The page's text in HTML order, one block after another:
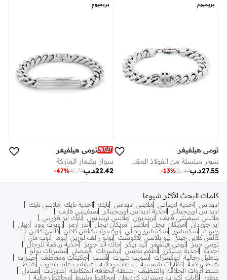
بريميوم
تومي هيلفيغر
سوار سلسلة من الفولاذ المقاوم للصدأ
د.ب27.55
31.44
-13%
بريميوم
تومي هيلفيغر
سوار بشعار الماركة
د.ب22.42
41.74
-47%
كلمات البحث الأكثر شيوعا
اديداس احذية اديداس ملابس اديداس نايك احذية نايك ملابس نايك
اديداس اوريجينالز
احذية اديداس اوريجينالز
سيفينتي فايف
ملابس سيفينتي فايف ترينديول ملابس ترينديول نايك اير فورس
اير جوردان
امريكان ايجل ملابس امريكان ايجل اندر ارمر روبرت وود
ريبان
ريبوك
سكيتشرز سكيتشرز رجالي بوكسرات كالفن كلاين كالفن كلاين
كالفن كلاين جينز نيو بالانس لاكوست بولو رالف لورين بوما
توب مان
تومي جينز تومي هيلفيغر تيد بيكر جاك اند جونز
أحذية رياضة للرجال
احذية
احذية سنيكرز أطقم ملابس تيشيرتات قمصان تيشيرتات بولو
بناطيل رجالية بوكسرات سويت شيرت فست جاكيتات ومعاطف جينزات
شنط رياضة نظارات شمسية ساعات رجاليه شباشب فليب فلوب
شنط
شنط أدوات الحلاقة والتنظيف
شنطة الحلاقة المتكاملة شورتات صنادل
عطور
كابات كنزات وسترات كارديغان محافظ وشنط
محافظ رجالية